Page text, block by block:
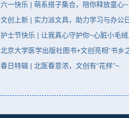
六一快乐 | 萌系搭子集合，陪你释放童心~
文创上新 | 实力派文具，助力学习与办公
护士节快乐 | 让我真心守护你~心脏小毛
北京大学医学出版社图书+文创亮相“书乡
春日特辑 | 北医春意浓，文创有“花样”~